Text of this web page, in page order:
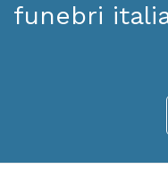
funebri